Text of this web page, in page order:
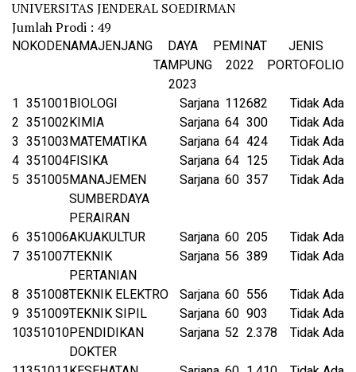
UNIVERSITAS JENDERAL SOEDIRMAN
Jumlah Prodi : 49
NOKODENAMAJENJANG
DAYA
TAMPUNG
2023
PEMINAT
2022
JENIS
PORTOFOLIO
1 351001BIOLOGI Sarjana 112682
Tidak Ada
2 351002KIMIA Sarjana 64 300
Tidak Ada
3 351003MATEMATIKA Sarjana 64 424
Tidak Ada
4 351004FISIKA Sarjana 64 125
Tidak Ada
5 351005MANAJEMEN
SUMBERDAYA
PERAIRAN
Sarjana 60 357 Tidak Ada
6 351006AKUAKULTUR Sarjana 60 205
Tidak Ada
7 351007TEKNIK
PERTANIAN
Sarjana 56 389
Tidak Ada
8 351008TEKNIK ELEKTRO Sarjana 60 556
Tidak Ada
9 351009TEKNIK SIPIL Sarjana 60 903
Tidak Ada
10351010PENDIDIKAN
DOKTER
Sarjana 52 2.378
Tidak Ada